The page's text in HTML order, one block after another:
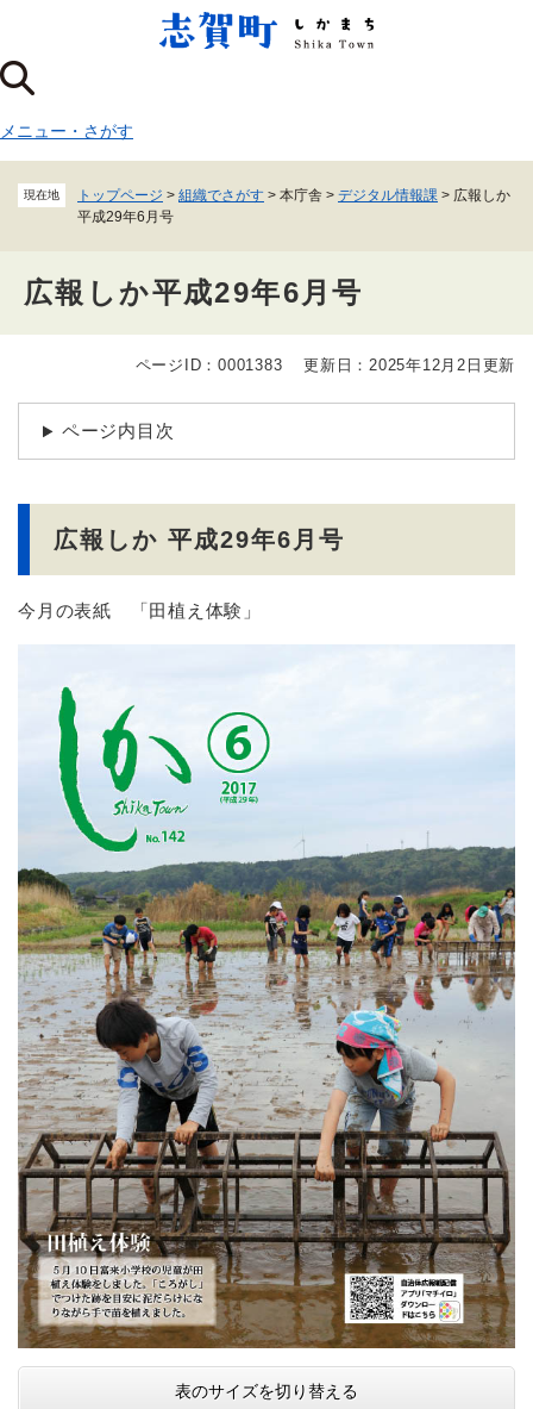
ジ
の
頭
で
メニューを飛ばして本文へ
メニュー ・ さがす
現在地 トップページ > 組織でさがす > 本庁舎 > デジタル情報課 > 広報しか
平成29年6月号
広報しか平成29年6月号
文
ページID：0001383 更新日：2025年12月2日更新
ページ内目次
広報しか 平成29年6月号
今月の表紙 「田植え体験」
表のサイズを切り替える